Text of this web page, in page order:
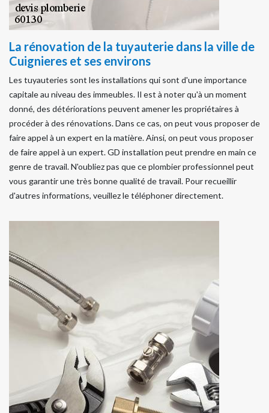
La rénovation de la tuyauterie dans la ville de
Cuignieres et ses environs
Les tuyauteries sont les installations qui sont d'une importance
capitale au niveau des immeubles. Il est à noter qu'à un moment
donné, des détériorations peuvent amener les propriétaires à
procéder à des rénovations. Dans ce cas, on peut vous proposer de
faire appel à un expert en la matière. Ainsi, on peut vous proposer
de faire appel à un expert. GD installation peut prendre en main ce
genre de travail. N'oubliez pas que ce plombier professionnel peut
vous garantir une très bonne qualité de travail. Pour recueillir
d'autres informations, veuillez le téléphoner directement.